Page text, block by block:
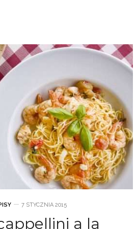
7 STYCZNIA 2015
a la